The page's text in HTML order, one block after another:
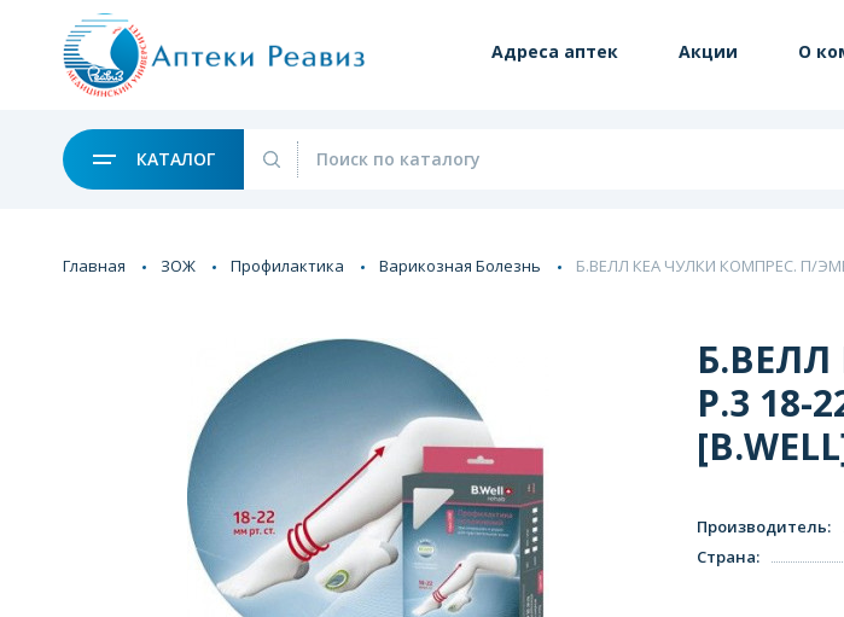
Адреса аптек Акции О
КАТАЛОГ
Главная ЗОЖ Профилактика Варикозная Болезнь Б.ВЕЛЛ КЕА ЧУЛКИ КОМПРЕС. П/
Р.3 18-
Производитель:
Страна: